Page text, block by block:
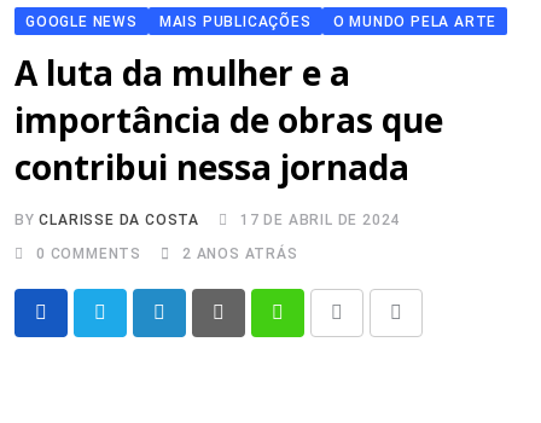
GOOGLE NEWS MAIS PUBLICAÇÕES O MUNDO PELA ARTE
A luta da mulher e a
importância de obras que
contribui nessa jornada
BYCLARISSE DA COSTA
17 DE ABRIL DE 2024
0 COMMENTS 2 ANOS ATRÁS